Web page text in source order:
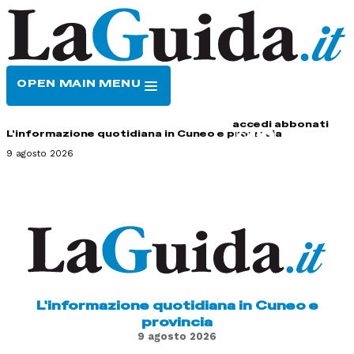
OPEN MAIN MENU
accedi abbonati
L'informazione quotidiana in Cuneo e provincia
9 agosto 2026
L'informazione quotidiana in Cuneo e
provincia
9 agosto 2026